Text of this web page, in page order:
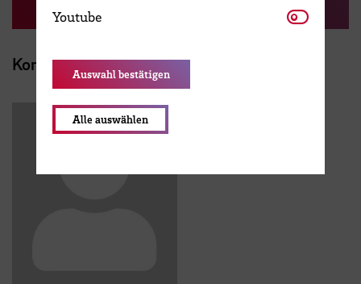
Kontakt
Youtube Youtube
Auswahl bestätigen
Alle auswählen